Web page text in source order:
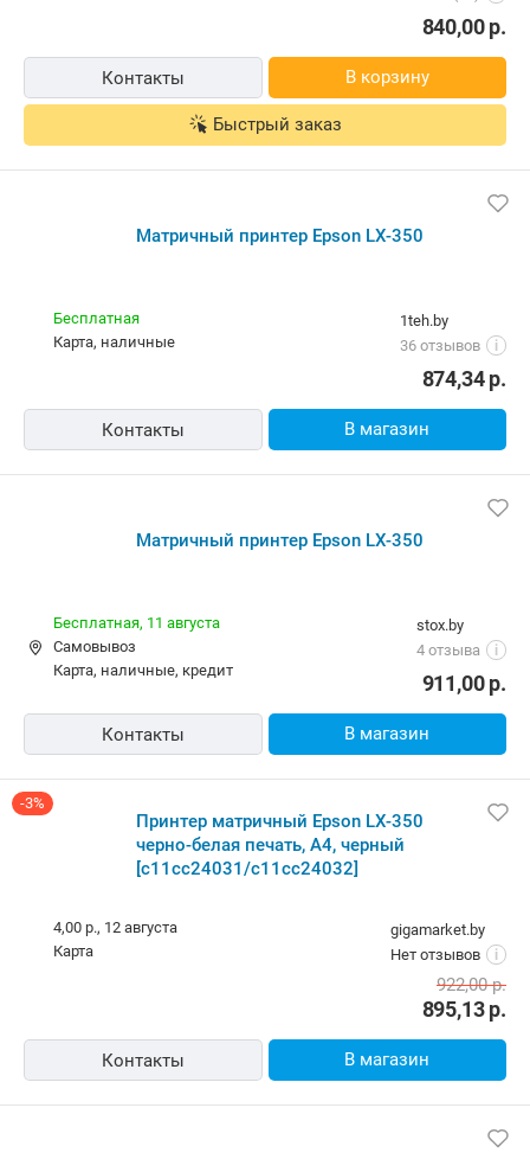
840,00р.
Контакты В корзину
Быстрый заказ
Матричный принтер Epson LX-350
1teh.by
36 отзывов
i
Бесплатная
карта, наличные
874,34р.
Контакты В магазин
Матричный принтер Epson LX-350
stox.by
4 отзыва
i
Бесплатная, 11 августа
Самовывоз
карта, наличные, кредит
911,00р.
Контакты В магазин
-3%
Принтер матричный Epson LX-350
черно-белая печать, A4, черный
[c11cc24031/c11cc24032]
gigamarket.by
Нет отзывов
i
4,00 р., 12 августа
карта
895,13р.
922,00р.
Контакты В магазин